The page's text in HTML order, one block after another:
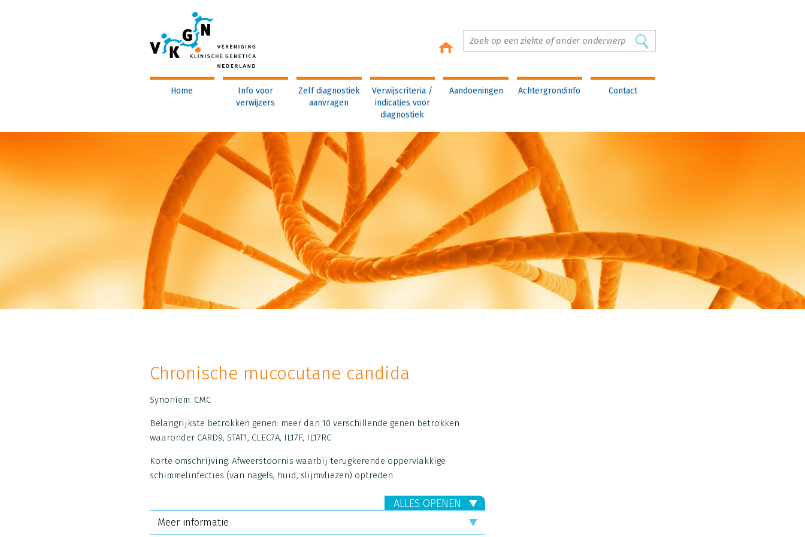
MainHome
Info voor
verwijzers
Zelf diagnostiek
aanvragen
Verwijscriteria /
indicaties voor
diagnostiek
Aandoeningen Achtergrondinfo Contact
Chronische mucocutane candida
Synoniem: CMC
Belangrijkste betrokken genen: meer dan 10 verschillende genen betrokken
waaronderCARD9, STAT1, CLEC7A, IL17F, IL17RC
Korte omschrijving: Afweerstoornis waarbij terugkerende oppervlakkige
schimmelinfecties (van nagels, huid, slijmvliezen) optreden.
ALLES OPENEN
Meer informatie